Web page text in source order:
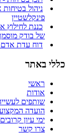
ניהול
פינקלשטיין
כננת
של בודק
דוח עדת אדם
כללי באתר
ראשי
אודות
שותפים
הועדה
ימי עיון קרובים
צרו קשר